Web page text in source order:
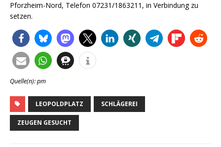
Pforzheim-Nord, Telefon 07231/1863211, in Verbindung zu
setzen.
Quelle(n): pm
LEOPOLDPLATZ SCHLÄGEREI
ZEUGEN GESUCHT